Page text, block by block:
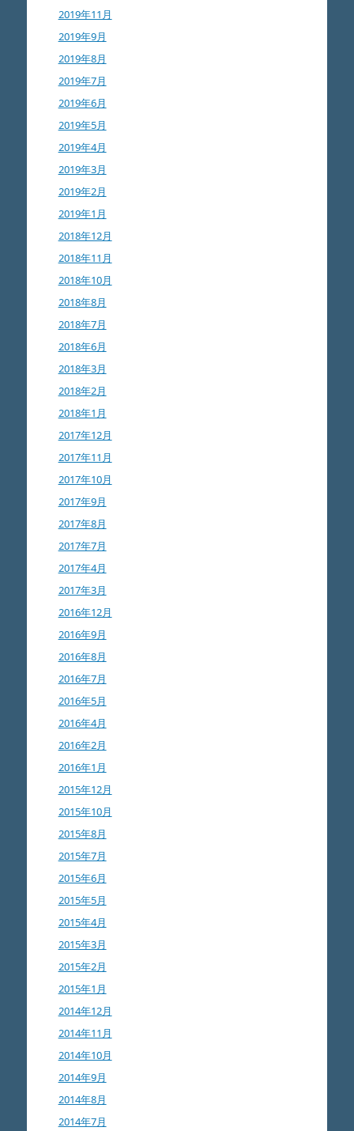
2019年11月
2019年9月
2019年8月
2019年7月
2019年6月
2019年5月
2019年4月
2019年3月
2019年2月
2019年1月
2018年12月
2018年11月
2018年10月
2018年8月
2018年7月
2018年6月
2018年3月
2018年2月
2018年1月
2017年12月
2017年11月
2017年10月
2017年9月
2017年8月
2017年7月
2017年4月
2017年3月
2016年12月
2016年9月
2016年8月
2016年7月
2016年5月
2016年4月
2016年2月
2016年1月
2015年12月
2015年10月
2015年8月
2015年7月
2015年6月
2015年5月
2015年4月
2015年3月
2015年2月
2015年1月
2014年12月
2014年11月
2014年10月
2014年9月
2014年8月
2014年7月